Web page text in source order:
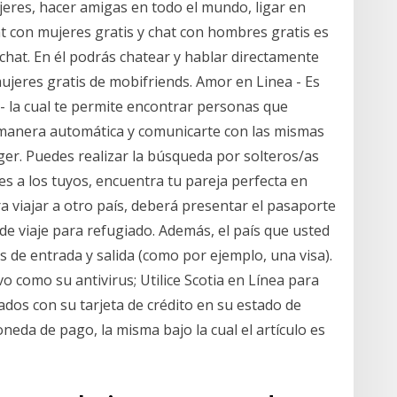
hacer amigas en todo el mundo, ligar en
con mujeres gratis y chat con hombres gratis es
En él podrás chatear y hablar directamente
gratis de mobifriends. Amor en Linea - Es
la cual te permite encontrar personas que
automática y comunicarte con las mismas
Puedes realizar la búsqueda por solteros/as
a los tuyos, encuentra tu pareja perfecta en
viajar a otro país, deberá presentar el pasaporte
viaje para refugiado. Además, el país que usted
entrada y salida (como por ejemplo, una visa).
como su antivirus; Utilice Scotia en Línea para
con su tarjeta de crédito en su estado de
de pago, la misma bajo la cual el artículo es